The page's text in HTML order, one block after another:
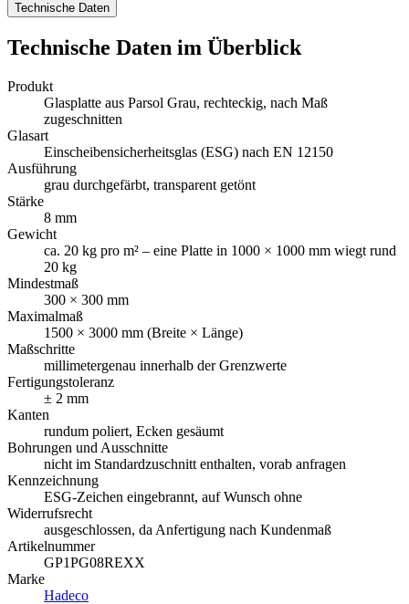
Technische Daten
Technische Daten im Überblick
Produkt
Glasplatte aus Parsol Grau, rechteckig, nach Maß
zugeschnitten
Glasart
Einscheibensicherheitsglas (ESG) nach EN 12150
Ausführung
grau durchgefärbt, transparent getönt
Stärke
8 mm
Gewicht
ca. 20 kg pro m² – eine Platte in 1000 × 1000 mm wiegt rund
20 kg
Mindestmaß
300 × 300 mm
Maximalmaß
1500 × 3000 mm (Breite × Länge)
Maßschritte
millimetergenau innerhalb der Grenzwerte
Fertigungstoleranz
± 2 mm
Kanten
rundum poliert, Ecken gesäumt
Bohrungen und Ausschnitte
nicht im Standardzuschnitt enthalten, vorab anfragen
Kennzeichnung
ESG-Zeichen eingebrannt, auf Wunsch ohne
Widerrufsrecht
ausgeschlossen, da Anfertigung nach Kundenmaß
Artikelnummer
GP1PG08REXX
Marke
Hadeco